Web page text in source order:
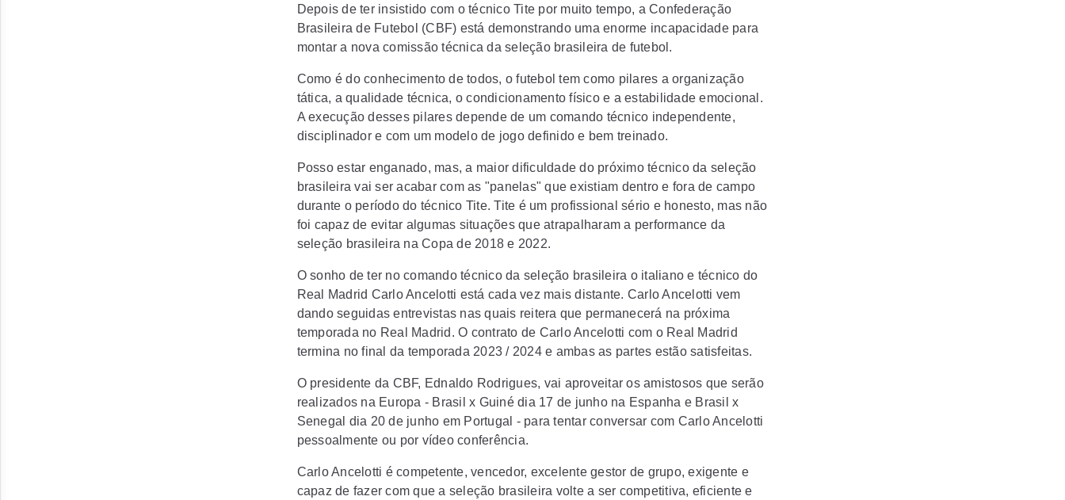
Depois de ter insistido com o técnico Tite por muito tempo, a Confederação
Brasileira de Futebol (CBF) está demonstrando uma enorme incapacidade para
montar a nova comissão técnica da seleção brasileira de futebol.
Como é do conhecimento de todos, o futebol tem como pilares a organização
tática, a qualidade técnica, o condicionamento físico e a estabilidade emocional.
A execução desses pilares depende de um comando técnico independente,
disciplinador e com um modelo de jogo definido e bem treinado.
Posso estar enganado, mas, a maior dificuldade do próximo técnico da seleção
brasileira vai ser acabar com as "panelas" que existiam dentro e fora de campo
durante o período do técnico Tite. Tite é um profissional sério e honesto, mas não
foi capaz de evitar algumas situações que atrapalharam a performance da
seleção brasileira na Copa de 2018 e 2022.
O sonho de ter no comando técnico da seleção brasileira o italiano e técnico do
Real Madrid Carlo Ancelotti está cada vez mais distante. Carlo Ancelotti vem
dando seguidas entrevistas nas quais reitera que permanecerá na próxima
temporada no Real Madrid. O contrato de Carlo Ancelotti com o Real Madrid
termina no final da temporada 2023 / 2024 e ambas as partes estão satisfeitas.
O presidente da CBF, Ednaldo Rodrigues, vai aproveitar os amistosos que serão
realizados na Europa - Brasil x Guiné dia 17 de junho na Espanha e Brasil x
Senegal dia 20 de junho em Portugal - para tentar conversar com Carlo Ancelotti
pessoalmente ou por vídeo conferência.
Carlo Ancelotti é competente, vencedor, excelente gestor de grupo, exigente e
capaz de fazer com que a seleção brasileira volte a ser competitiva, eficiente e